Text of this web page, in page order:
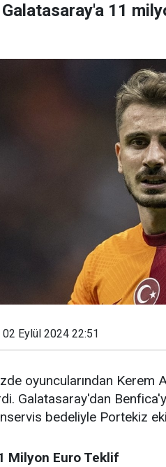
11
02 Eylül 2024 22:51
oyuncularından Kerem
Galatasaray'dan
bedeliyle Portekiz
Milyon Euro Teklif